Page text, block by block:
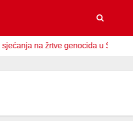
na žrtve genocida u Srebrenici